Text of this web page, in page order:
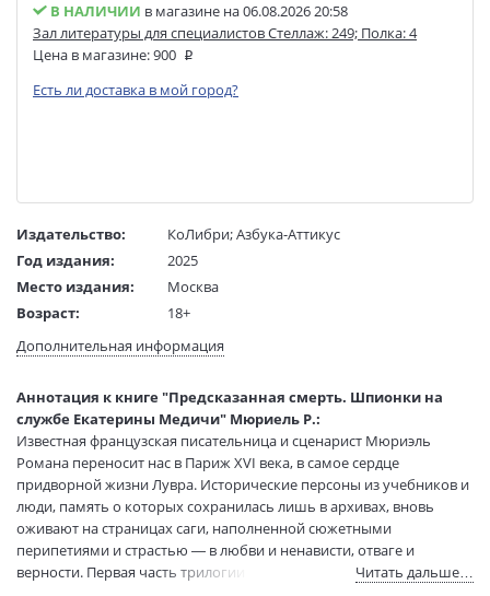
В НАЛИЧИИ в магазине на 06.08.2026 20:58
Зал литературы для специалистов Стеллаж: 249; Полка: 4
Цена в магазине:900
Есть ли доставка в мой город?
Издательство: КоЛибри;Азбука-Аттикус
Год издания:
2025
Место издания:
Москва
Возраст:
18+
Язык текста:
русский
Редактор/
составитель:
Музыка И.
Перевод:
Петухов Т.
Тип обложки:
Твердый переплет
Формат:
70х108 1/32
Размеры в мм
(ДхШхВ):
170x130x20
Вес:
340 гр.
Страниц:
384
Дополнительная информация
Аннотация к книге "Предсказанная смерть. Шпионки на
службе Екатерины Медичи" Мюриель Р.:
Известная французская писательница и сценарист Мюриэль
Романа переносит нас в Париж ХVI века, в самое сердце
придворной жизни Лувра. Исторические персоны из учебников и
люди, память о которых сохранилась лишь в архивах, вновь
оживают на страницах саги, наполненной сюжетными
перипетиями и страстью — в любви и ненависти, отваге и
верности. Первая часть трилогии «Летучий эскадрон» —Читать дальше…